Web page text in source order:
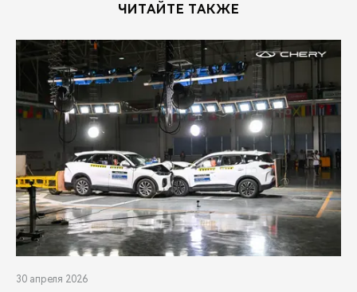
ЧИТАЙТЕ ТАКЖЕ
30 апреля 2026